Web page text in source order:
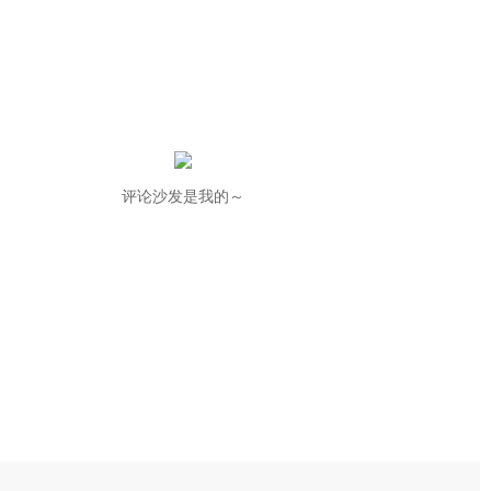
评论沙发是我的～